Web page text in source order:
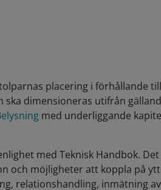
placering i förhållande
dimensioneras utifrån
med underliggande
med Teknisk Handbok.
och möjligheter att koppla på
relationshandling, inmätning